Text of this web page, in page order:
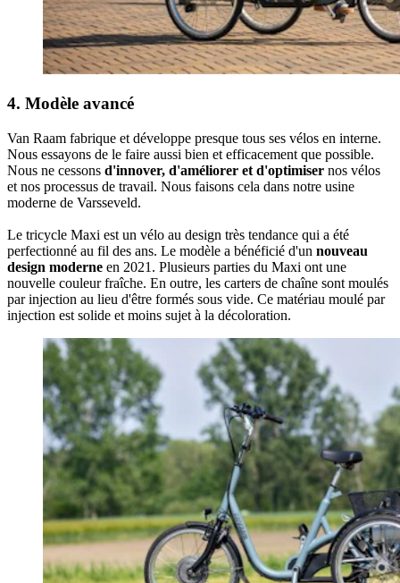
4. Modèle avancé
Van Raam fabrique et développe presque tous ses vélos en interne.
Nous essayons de le faire aussi bien et efficacement que possible.
Nous ne cessons d'innover, d'améliorer et d'optimiser nos vélos
et nos processus de travail. Nous faisons cela dans notre usine
moderne de Varsseveld.
Le tricycle Maxi est un vélo au design très tendance qui a été
perfectionné au fil des ans. Le modèle a bénéficié d'un nouveau
design moderne en 2021. Plusieurs parties du Maxi ont une
nouvelle couleur fraîche. En outre, les carters de chaîne sont moulés
par injection au lieu d'être formés sous vide. Ce matériau moulé par
injection est solide et moins sujet à la décoloration.